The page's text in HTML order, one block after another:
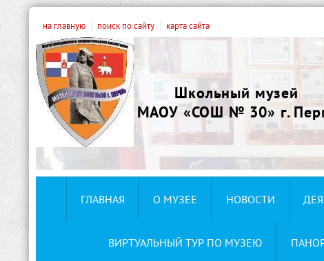
на главную поиск по сайту карта сайта
Школьный музей
МАОУ «СОШ № 30» г.
ГЛАВНАЯ О МУЗЕЕ НОВОСТИ
ВИРТУАЛЬНЫЙ ТУР ПО МУЗЕЮ